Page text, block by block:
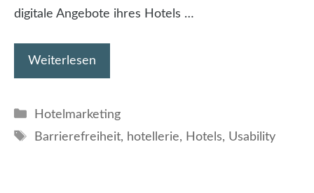
digitale Angebote ihres Hotels …
Weiterlesen
Kategorien
Hotelmarketing
Schlagwörter
Barrierefreiheit, hotellerie, Hotels, Usability